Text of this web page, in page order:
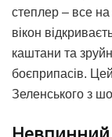
степлер – все на
вікон
каштани та
боєприпасів.
Зеленського з